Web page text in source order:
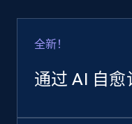
全新！
通过 AI 自